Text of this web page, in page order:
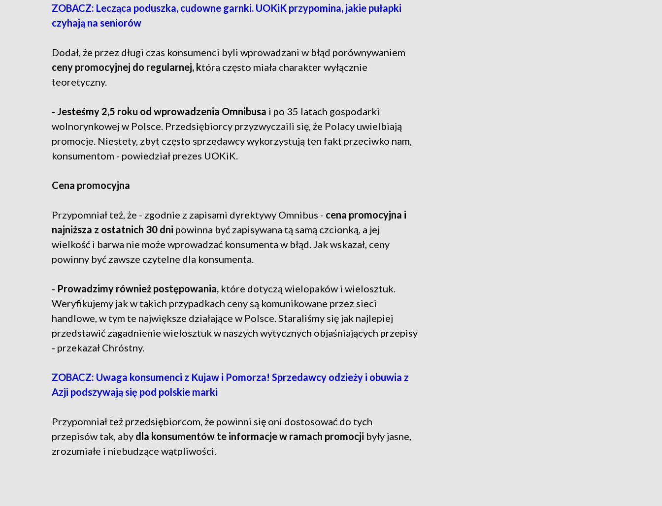
ZOBACZ: Lecząca poduszka, cudowne garnki. UOKiK przypomina, jakie pułapki
czyhają na seniorów
Dodał, że przez długi czas konsumenci byli wprowadzani w błąd porównywaniem
ceny promocyjnej do regularnej, która często miała charakter wyłącznie
teoretyczny.
- Jesteśmy 2,5 roku od wprowadzenia Omnibusa i po 35 latach gospodarki
wolnorynkowej w Polsce. Przedsiębiorcy przyzwyczaili się, że Polacy uwielbiają
promocje. Niestety, zbyt często sprzedawcy wykorzystują ten fakt przeciwko nam,
konsumentom - powiedział prezes UOKiK.
Cena promocyjna
Przypomniał też, że - zgodnie z zapisami dyrektywy Omnibus - cena promocyjna i
najniższa z ostatnich 30 dni powinna być zapisywana tą samą czcionką, a jej
wielkość i barwa nie może wprowadzać konsumenta w błąd. Jak wskazał, ceny
powinny być zawsze czytelne dla konsumenta.
- Prowadzimy również postępowania, które dotyczą wielopaków i wielosztuk.
Weryfikujemy jak w takich przypadkach ceny są komunikowane przez sieci
handlowe, w tym te największe działające w Polsce. Staraliśmy się jak najlepiej
przedstawić zagadnienie wielosztuk w naszych wytycznych objaśniających przepisy
- przekazał Chróstny.
ZOBACZ: Uwaga konsumenci z Kujaw i Pomorza! Sprzedawcy odzieży i obuwia z
Azji podszywają się pod polskie marki
Przypomniał też przedsiębiorcom, że powinni się oni dostosować do tych
przepisów tak, aby dla konsumentów te informacje w ramach promocji były jasne,
zrozumiałe i niebudzące wątpliwości.